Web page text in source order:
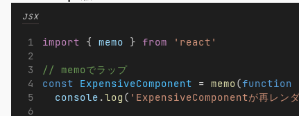
JSX
import { memo } from 'react'
// memoでラップ
const
ExpensiveComponent = memo(function
console .log ( 'ExpensiveComponentが再レン